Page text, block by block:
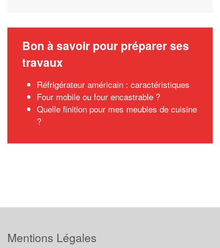
Bon à savoir pour préparer ses
travaux
Réfrigérateur américain : caractéristiques
Four mobile ou four encastrable ?
Quelle finition pour mes meubles de cuisine
?
Mentions Légales